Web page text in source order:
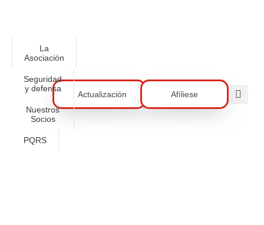
La
Asociación
Seguridad
y defensa
Nuestros
Socios
PQRS
Actualización Afíliese